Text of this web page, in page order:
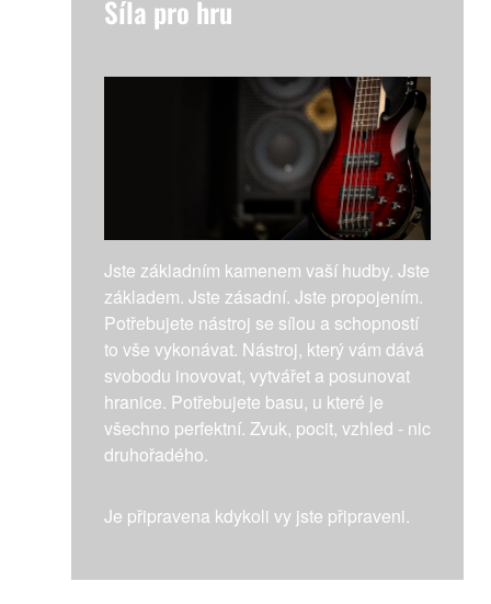
Síla pro hru
Jste základním kamenem vaší hudby. Jste
základem. Jste zásadní. Jste propojením.
Potřebujete nástroj se sílou a schopností
to vše vykonávat. Nástroj, který vám dává
svobodu inovovat, vytvářet a posunovat
hranice. Potřebujete basu, u které je
všechno perfektní. Zvuk, pocit, vzhled - nic
druhořadého.
Je připravena kdykoli vy jste připraveni.